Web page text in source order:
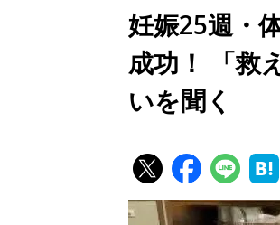
妊娠25週・
成功！ 「救
いを聞く